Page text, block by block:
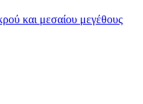
και μεσαίου μεγέθους